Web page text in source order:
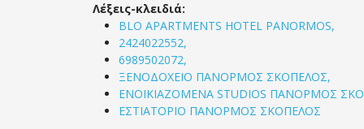
Λέξεις-κλειδιά:
BLO APARTMENTS HOTEL PANORMOS,
2424022552,
6989502072,
ΞΕΝΟΔΟΧΕΙΟ ΠΑΝΟΡΜΟΣ ΣΚΟΠΕΛΟΣ,
ΕΝΟΙΚΙΑΖΟΜΕΝΑ STUDIOS ΠΑΝΟΡΜΟΣ
ΕΣΤΙΑΤΟΡΙΟ ΠΑΝΟΡΜΟΣ ΣΚΟΠΕΛΟΣ